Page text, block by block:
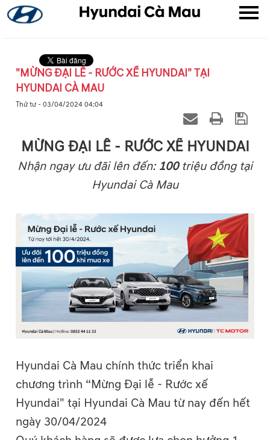
"MỪNG ĐẠI LỄ - RƯỚC XẾ HYUNDAI" TẠI
HYUNDAI CÀ MAU
Thứ tư - 03/04/2024 04:04
MỪNG ĐẠI LỄ - RƯỚC XẾ HYUNDAI
Nhận ngay ưu đãi lên đến: 100triệu đồng tại
Hyundai Cà Mau
Hyundai Cà Mau chính thức triển khai
chương trình “Mừng Đại lễ - Rước xế
Hyundai" tại Hyundai Cà Mau từ nay đến hết
ngày 30/04/2024